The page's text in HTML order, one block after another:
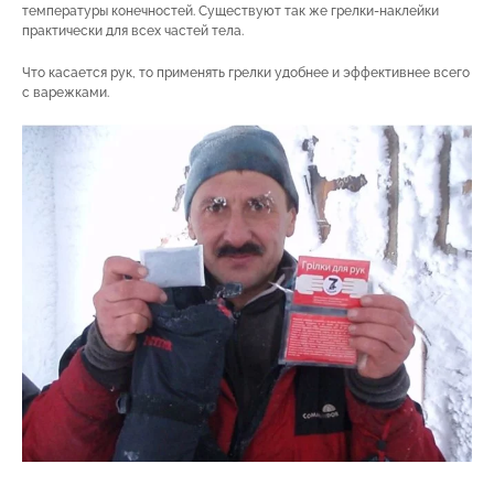
температуры конечностей. Существуют так же грелки-наклейки
практически для всех частей тела.
Что касается рук, то применять грелки удобнее и эффективнее всего
с варежками.